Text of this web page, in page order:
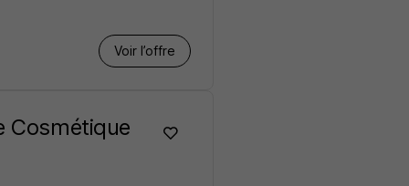
Voir l’offre
Cosmétique